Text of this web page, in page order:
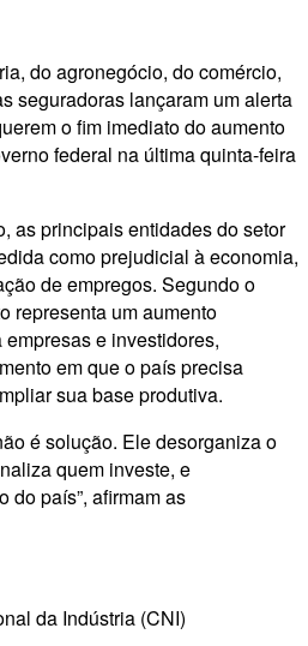
do agronegócio, do comércio,
seguradoras lançaram um alerta
o fim imediato do aumento
federal na última quinta-feira
as principais entidades do setor
como prejudicial à economia,
de empregos. Segundo o
representa um aumento
e investidores,
em que o país precisa
sua base produtiva.
é solução. Ele desorganiza o
quem investe, e
do país”, afirmam as
da Indústria (CNI)